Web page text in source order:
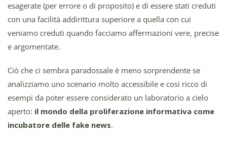
esagerate (per errore o di proposito) e di essere stati creduti
con una facilità addirittura superiore a quella con cui
veniamo creduti quando facciamo affermazioni vere, precise
e argomentate.
Ciò che ci sembra paradossale è meno sorprendente se
analizziamo uno scenario molto accessibile e così ricco di
esempi da poter essere considerato un laboratorio a cielo
aperto: il mondo della proliferazione informativa come
incubatore delle fake news.